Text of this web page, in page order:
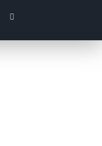
instagram